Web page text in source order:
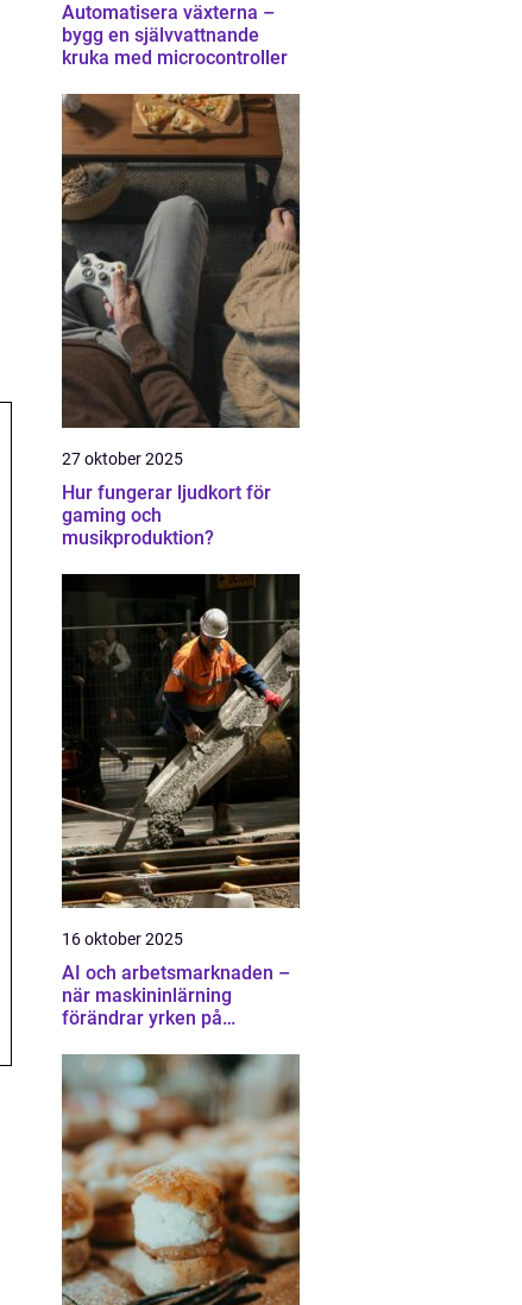
Automatisera växterna –
bygg en självvattnande
kruka med microcontroller
27 oktober 2025
Hur fungerar ljudkort för
gaming och
musikproduktion?
16 oktober 2025
AI och arbetsmarknaden –
när maskininlärning
förändrar yrken på